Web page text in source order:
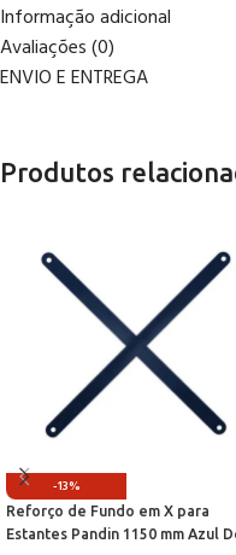
Informação adicional
Avaliações (0)
ENVIO E ENTREGA
Produtos
-13%
Reforço de Fundo em X para
Estantes Pandin 1150 mm Azul